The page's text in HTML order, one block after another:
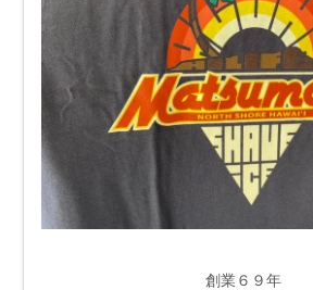
創業６９年